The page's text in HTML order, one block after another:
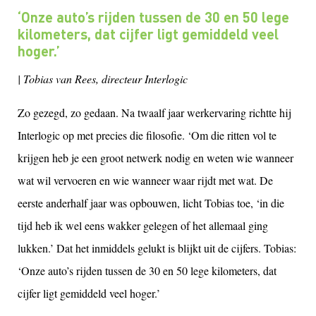
‘Onze auto’s rijden tussen de 30 en 50 lege
kilometers, dat cijfer ligt gemiddeld veel
hoger.’
| Tobias van Rees, directeur Interlogic
Zo gezegd, zo gedaan. Na twaalf jaar werkervaring richtte hij
Interlogic op met precies die filosofie. ‘Om die ritten vol te
krijgen heb je een groot netwerk nodig en weten wie wanneer
wat wil vervoeren en wie wanneer waar rijdt met wat. De
eerste anderhalf jaar was opbouwen, licht Tobias toe, ‘in die
tijd heb ik wel eens wakker gelegen of het allemaal ging
lukken.’ Dat het inmiddels gelukt is blijkt uit de cijfers. Tobias:
‘Onze auto’s rijden tussen de 30 en 50 lege kilometers, dat
cijfer ligt gemiddeld veel hoger.’